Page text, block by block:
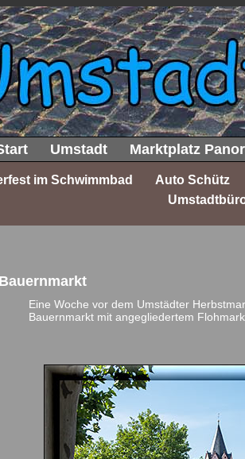
Umstadt Marktplatz
im Schwimmbad
Auto Schütz
Eine Woche vor dem Umstädter
Bauernmarkt mit angegliedertem